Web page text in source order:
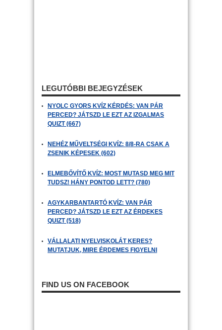
LEGUTÓBBI BEJEGYZÉSEK
NYOLC GYORS KVÍZ KÉRDÉS: VAN PÁR
PERCED? JÁTSZD LE EZT AZ IZGALMAS
QUIZT (667)
NEHÉZ MŰVELTSÉGI KVÍZ: 8/8-RA CSAK A
ZSENIK KÉPESEK (602)
ELMEBŐVÍTŐ KVÍZ: MOST MUTASD MEG MIT
TUDSZ! HÁNY PONTOD LETT? (780)
AGYKARBANTARTÓ KVÍZ: VAN PÁR
PERCED? JÁTSZD LE EZT AZ ÉRDEKES
QUIZT (518)
VÁLLALATI NYELVISKOLÁT KERES?
MUTATJUK, MIRE ÉRDEMES FIGYELNI
FIND US ON FACEBOOK